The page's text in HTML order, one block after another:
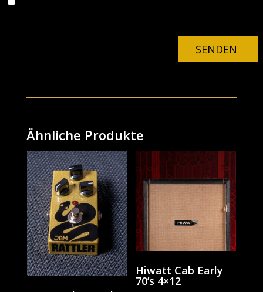
SENDEN
Ähnliche Produkte
Hiwatt Cab Early
70’s 4×12